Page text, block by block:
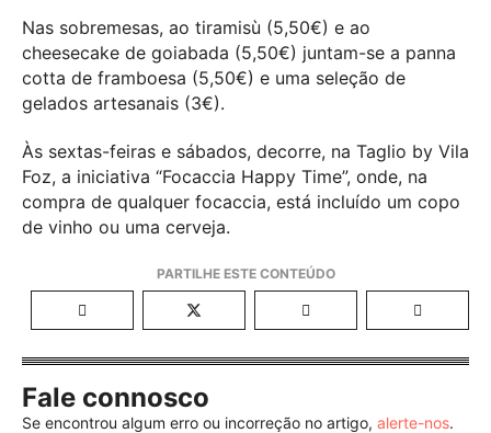
Nas sobremesas, ao tiramisù (5,50€) e ao
cheesecake de goiabada (5,50€) juntam-se a panna
cotta de framboesa (5,50€) e uma seleção de
gelados artesanais (3€).
Às sextas-feiras e sábados, decorre, na Taglio by Vila
Foz, a iniciativa “Focaccia Happy Time”, onde, na
compra de qualquer focaccia, está incluído um copo
de vinho ou uma cerveja.
Fale connosco
Se encontrou algum erro ou incorreção no artigo, alerte-nos.